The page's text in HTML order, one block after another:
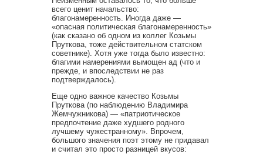
всего ценит начальство:
благонамеренность. Иногда даже —
«опасная политическая благонамеренность»
(как сказано об одном из коллег Козьмы
Пруткова, тоже действительном статском
советнике). Хотя уже тогда было известно:
благими намерениями вымощен ад (что и
прежде, и впоследствии не раз
подтверждалось).
Еще одно важное качество Козьмы
Пруткова (по наблюдению Владимира
Жемчужникова) — «патриотическое
предпочтение даже худшего родного
лучшему чужестранному». Впрочем,
большого значения поэт этому не придавал
и считал это просто разницей вкусов: